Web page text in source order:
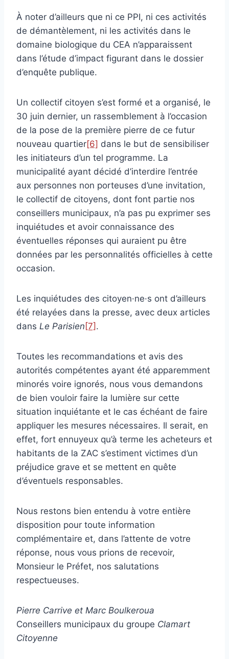
À noter d’ailleurs que ni ce PPI, ni ces activités
de démantèlement, ni les activités dans le
domaine biologique du CEA n’apparaissent
dans l’étude d’impact figurant dans le dossier
d’enquête publique.
Un collectif citoyen s’est formé et a organisé, le
30 juin dernier, un rassemblement à l’occasion
de la pose de la première pierre de ce futur
nouveau quartier[6] dans le but de sensibiliser
les initiateurs d’un tel programme. La
municipalité ayant décidé d’interdire l’entrée
aux personnes non porteuses d’une invitation,
le collectif de citoyens, dont font partie nos
conseillers municipaux, n’a pas pu exprimer ses
inquiétudes et avoir connaissance des
éventuelles réponses qui auraient pu être
données par les personnalités officielles à cette
occasion.
Les inquiétudes des citoyen·ne·s ont d’ailleurs
été relayées dans la presse, avec deux articles
dans Le Parisien [7] .
Toutes les recommandations et avis des
autorités compétentes ayant été apparemment
minorés voire ignorés, nous vous demandons
de bien vouloir faire la lumière sur cette
situation inquiétante et le cas échéant de faire
appliquer les mesures nécessaires. Il serait, en
effet, fort ennuyeux qu’à terme les acheteurs et
habitants de la ZAC s’estiment victimes d’un
préjudice grave et se mettent en quête
d’éventuels responsables.
Nous restons bien entendu à votre entière
disposition pour toute information
complémentaire et, dans l’attente de votre
réponse, nous vous prions de recevoir,
Monsieur le Préfet, nos salutations
respectueuses.
Pierre Carrive et Marc Boulkeroua
Conseillers municipaux du groupe Clamart
Citoyenne